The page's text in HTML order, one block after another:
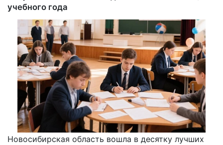
учебного года
Новосибирская область вошла в десятку лучших